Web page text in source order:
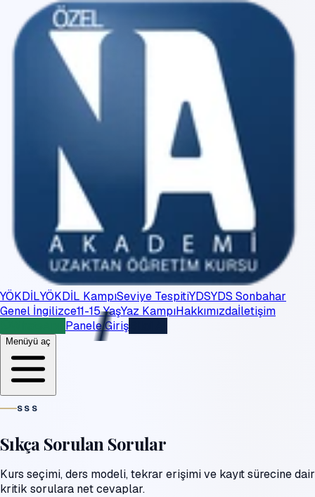
YÖKDİLYÖKDİL KampıSeviye TespitiYDSYDS Sonbahar
Genel İngilizce11-15 YaşYaz KampıHakkımızdaİletişim
Panele Giriş
Menüyü aç
SSS
Sıkça Sorulan Sorular
Kurs seçimi, ders modeli, tekrar erişimi ve kayıt sürecine dair
kritik sorulara net cevaplar.